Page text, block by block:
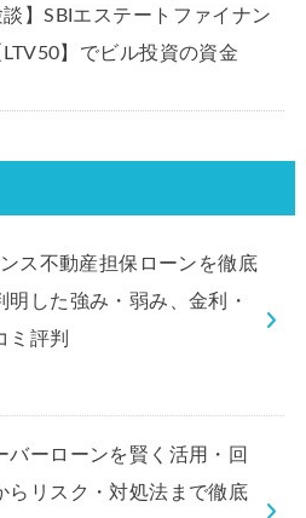
】SBIエステートファイナン
】でビル投資の資金
ス不動産担保ローンを徹底
した強み・弱み、金利・
ミ評判
ーローンを賢く活用・回
らリスク・対処法まで徹底